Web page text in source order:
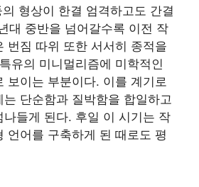
형상이 한결 엄격하고도 간결
대 중반을 넘어갈수록 이전 작
번짐 따위 또한 서서히 종적을
유의 미니멀리즘에 미학적인
보이는 부분이다. 이를 계기로
단순함과 질박함을 합일하고
들게 된다. 후일 이 시기는 작
언어를 구축하게 된 때로도 평